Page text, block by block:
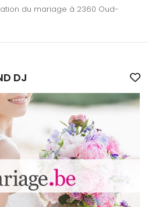
du mariage à 2360 Oud-
DJ